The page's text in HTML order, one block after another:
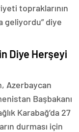
topraklarının
geliyordu” diye
Diye Herşeyi
Azerbaycan
Başbakanı
Karabağ’da 27
durması için